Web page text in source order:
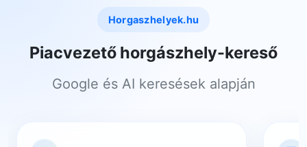
Horgaszhelyek.hu
Piacvezető horgászhely-kereső
Google és AI keresések alapján